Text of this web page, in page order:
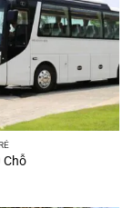
Chỗ